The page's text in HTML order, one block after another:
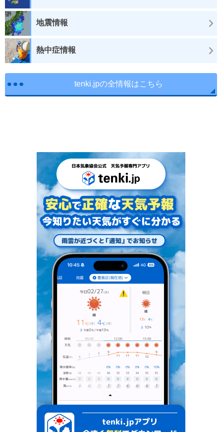
地震情報
熱中症情報
tenki.jpの全情報はこちら